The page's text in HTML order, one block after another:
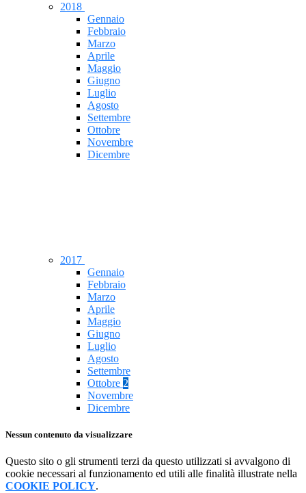
2018
Gennaio
Febbraio
Marzo
Aprile
Maggio
Giugno
Luglio
Agosto
Settembre
Ottobre
Novembre
Dicembre
2017
Gennaio
Febbraio
Marzo
Aprile
Maggio
Giugno
Luglio
Agosto
Settembre
Ottobre 2
Novembre
Dicembre
Nessun contenuto da visualizzare
Questo sito o gli strumenti terzi da questo utilizzati si avvalgono di
cookie necessari al funzionamento ed utili alle finalità illustrate nella
COOKIE POLICY.